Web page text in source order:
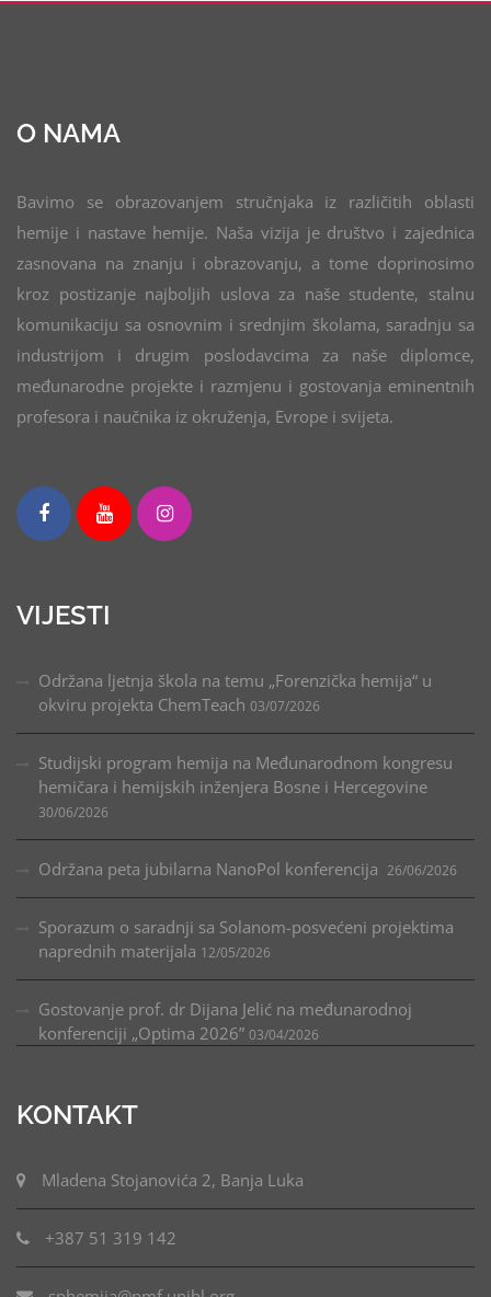
O NAMA
Bavimo se obrazovanjem stručnjaka iz različitih oblasti
hemije i nastave hemije. Naša vizija je društvo i zajednica
zasnovana na znanju i obrazovanju, a tome doprinosimo
kroz postizanje najboljih uslova za naše studente, stalnu
komunikaciju sa osnovnim i srednjim školama, saradnju sa
industrijom i drugim poslodavcima za naše diplomce,
međunarodne projekte i razmjenu i gostovanja eminentnih
profesora i naučnika iz okruženja, Evrope i svijeta.
VIJESTI
Održana ljetnja škola na temu „Forenzička hemija“ u
okviru projekta ChemTeach 03/07/2026
Studijski program hemija na Međunarodnom kongresu
hemičara i hemijskih inženjera Bosne i Hercegovine
30/06/2026
Održana peta jubilarna NanoPol konferencija 26/06/2026
Sporazum o saradnji sa Solanom-posvećeni projektima
naprednih materijala 12/05/2026
Gostovanje prof. dr Dijana Jelić na međunarodnoj
konferenciji „Optima 2026” 03/04/2026
KONTAKT
Mladena Stojanovića 2, Banja Luka
+387 51 319 142